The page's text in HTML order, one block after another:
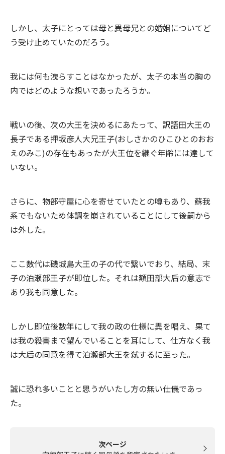
しかし、太子にとっては母と異母兄との婚姻についてど
う受け止めていたのだろう。
我には何も洩らすことはなかったが、太子の本当の胸の
内ではどのような想いであったろうか。
戦いの後、次の大王を決めるにあたって、訳語田大王の
長子である押坂彦人大兄王子(おしさかのひこひとのおお
えのみこ)の存在もあったが大王位を継ぐ年齢には達して
いない。
さらに、物部守屋に心を寄せていたとの噂もあり、蘇我
系でもないため体調を崩されていることにして後嗣から
は外した。
ここ数代は磯城島大王の子の代で繋いでおり、結局、末
子の泊瀬部王子が即位した。それは額田部大后の意志で
あり我も同意した。
しかし即位後数年にして我の政の仕様に異を唱え、果て
は我の殺害まで望んでいることを耳にして、仕方なく我
は大后の同意を得て泊瀬部大王を弑するに至った。
誠に恐れ多いことと思うがいたし方の無い仕儀であっ
た。
次ページ